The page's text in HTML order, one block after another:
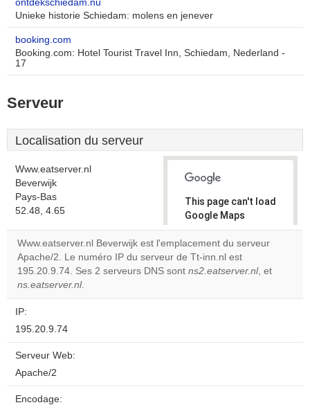
ontdekschiedam.nu
Unieke historie Schiedam: molens en jenever
booking.com
Booking.com: Hotel Tourist Travel Inn, Schiedam, Nederland -
17
Serveur
Localisation du serveur
Www.eatserver.nl
Beverwijk
Pays-Bas
52.48, 4.65
This page can't load
Google Maps
correctly.
Do you
own this
OK
Www.eatserver.nl Beverwijk est l'emplacement du serveur
Apache/2. Le numéro IP du serveur de Tt-inn.nl est
195.20.9.74. Ses 2 serveurs DNS sont ns2.eatserver.nl, et
ns.eatserver.nl.
IP:
195.20.9.74
Serveur Web:
Apache/2
Encodage: